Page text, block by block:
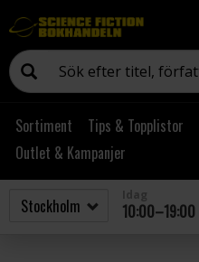
Sortiment Tips & Topplistor
Outlet & Kampanjer
10:00–19:00